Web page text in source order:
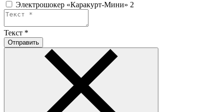
Электрошокер «Каракурт-Мини» 2
Текст *
Отправить